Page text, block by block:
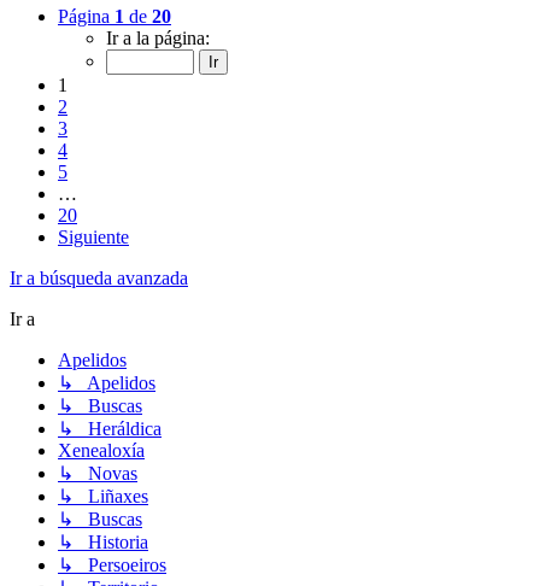
Página 1 de 20
Ir a la página:
1
2
3
4
5
…
20
Siguiente
Ir a búsqueda avanzada
Ir a
Apelidos
↳ Apelidos
↳ Buscas
↳ Heráldica
Xenealoxía
↳ Novas
↳ Liñaxes
↳ Buscas
↳ Historia
↳ Persoeiros